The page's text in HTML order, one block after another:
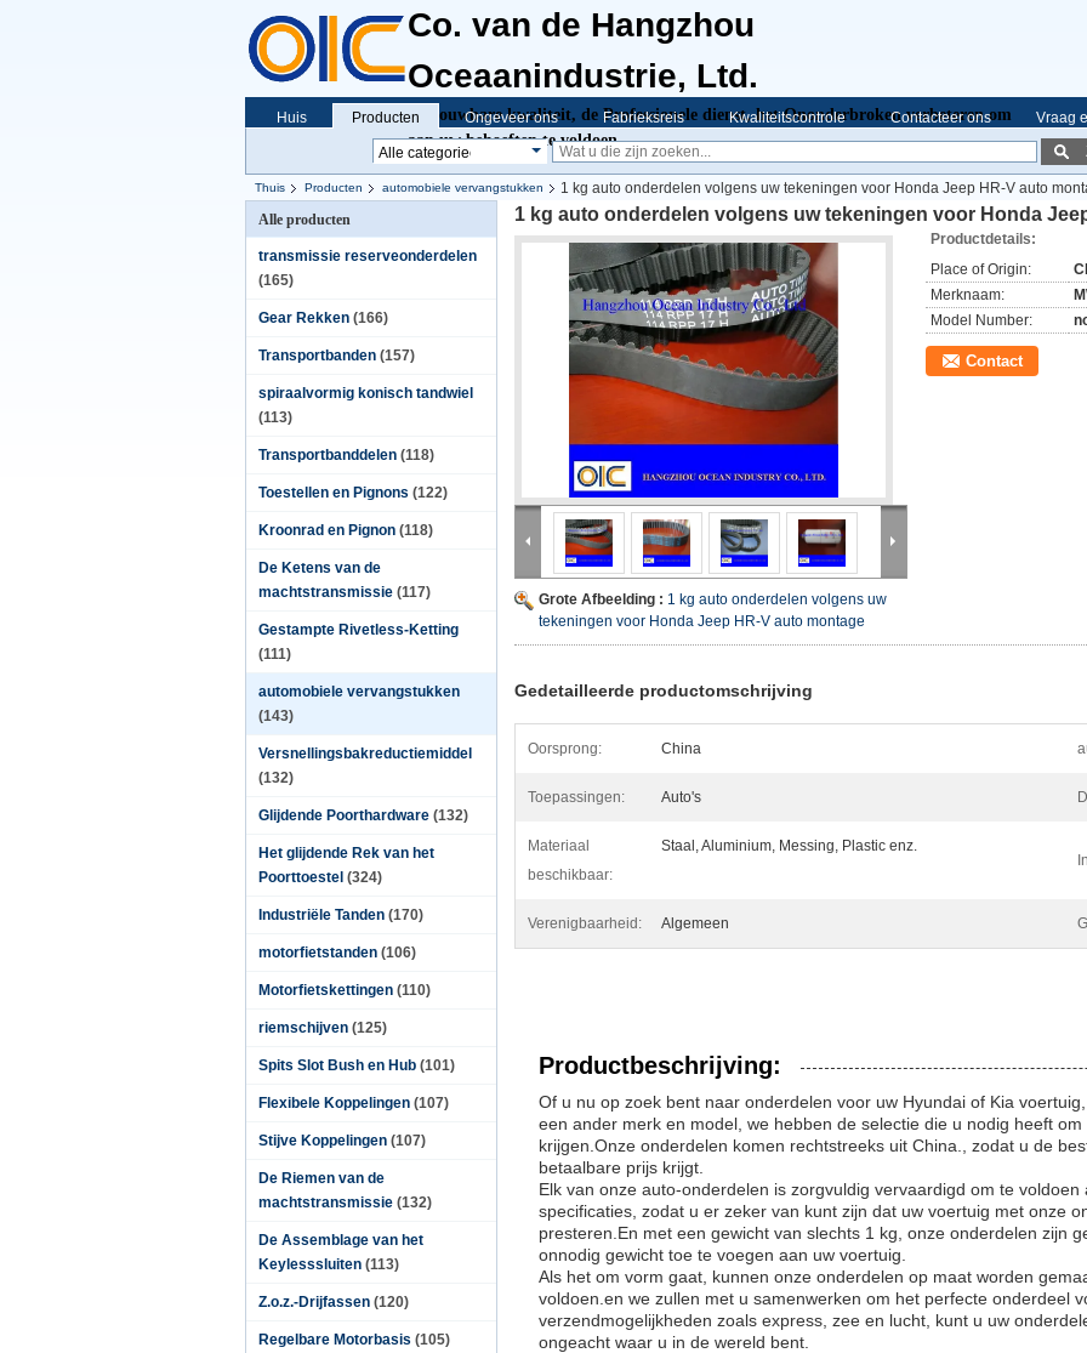
Co. van de Hangzhou
Oceaanindustrie, Ltd.
Betrouwbare kwaliteit, de Professionele dienst,het Ononderbroken verbeteren om
aan uw behoeften te voldoen
Huis Producten Ongeveer ons Fabrieksreis Kwaliteitscontrole Contacteer ons
Vraag
Thuis Producten automobiele vervangstukken
1 kg auto onderdelen volgens uw tekeningen voor Honda Jeep HR-V auto
Alle producten
transmissie reserveonderdelen
(165)
Gear Rekken (166)
Transportbanden (157)
spiraalvormig konisch tandwiel
(113)
Transportbanddelen (118)
Toestellen en Pignons (122)
Kroonrad en Pignon (118)
De Ketens van de
machtstransmissie (117)
Gestampte Rivetless-Ketting
(111)
automobiele vervangstukken
(143)
Versnellingsbakreductiemiddel
(132)
Glijdende Poorthardware (132)
Het glijdende Rek van het
Poorttoestel (324)
Industriële Tanden (170)
motorfietstanden (106)
Motorfietskettingen (110)
riemschijven (125)
Spits Slot Bush en Hub (101)
Flexibele Koppelingen (107)
Stijve Koppelingen (107)
De Riemen van de
machtstransmissie (132)
De Assemblage van het
Keylesssluiten (113)
Z.o.z.-Drijfassen (120)
Regelbare Motorbasis (105)
1 kg auto onderdelen volgens uw tekeningen voor Honda
Grote Afbeelding : 1 kg auto onderdelen volgens uw
tekeningen voor Honda Jeep HR-V auto montage
Productdetails:
Place of Origin:
Merknaam:
Model Number:
Contact
Gedetailleerde productomschrijving
Oorsprong: China
Toepassingen: Auto's
Materiaal
beschikbaar:
Staal, Aluminium, Messing, Plastic enz.
Verenigbaarheid: Algemeen
Productbeschrijving:
Of u nu op zoek bent naar onderdelen voor uw Hyundai of Kia
een ander merk en model, we hebben de selectie die u nodig heeft
krijgen.Onze onderdelen komen rechtstreeks uit China., zodat u de
betaalbare prijs krijgt.
Elk van onze auto-onderdelen is zorgvuldig vervaardigd om te
specificaties, zodat u er zeker van kunt zijn dat uw voertuig met onze
presteren.En met een gewicht van slechts 1 kg, onze onderdelen zijn
onnodig gewicht toe te voegen aan uw voertuig.
Als het om vorm gaat, kunnen onze onderdelen op maat worden
voldoen.en we zullen met u samenwerken om het perfecte onderdeel
verzendmogelijkheden zoals express, zee en lucht, kunt u uw
ongeacht waar u in de wereld bent.